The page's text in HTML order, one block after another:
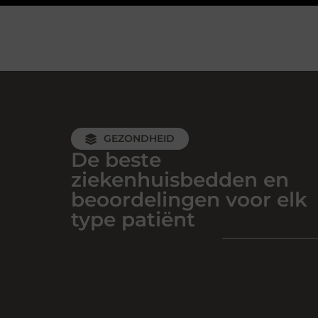
GEZONDHEID
De beste
ziekenhuisbedden en
beoordelingen voor elk
type patiënt